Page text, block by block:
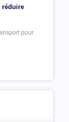
réduire
pour